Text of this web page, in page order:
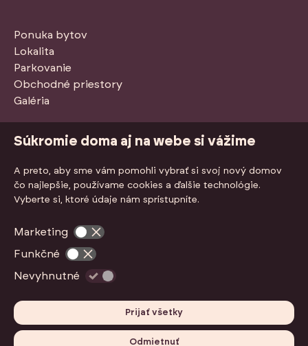
Ponuka bytov
Lokalita
Parkovanie
Obchodné priestory
Galéria
Stiahnuť PDF so štandardmi
Nastavenia cookies GDPR
Súkromie doma aj na webe si vážime
A preto, aby sme vám pomohli vybrať si svoj nový domov
čo najlepšie, používame cookies a ďalšie technológie.
Vyberte si, ktoré údaje nám sprístupníte.
Marketing
Funkčné
Nevyhnutné
Odmietnuť
Prijať všetky